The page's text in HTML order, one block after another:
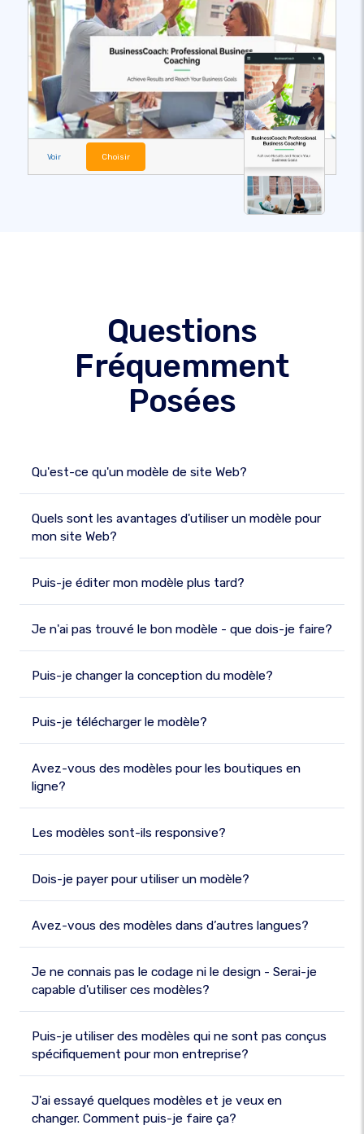
Voir Choisir
Questions
Fréquemment
Posées
Qu'est-ce qu'un modèle de site Web?
Quels sont les avantages d'utiliser un modèle pour
mon site Web?
Puis-je éditer mon modèle plus tard?
Je n'ai pas trouvé le bon modèle - que dois-je faire?
Puis-je changer la conception du modèle?
Puis-je télécharger le modèle?
Avez-vous des modèles pour les boutiques en
ligne?
Les modèles sont-ils responsive?
Dois-je payer pour utiliser un modèle?
Avez-vous des modèles dans d’autres langues?
Je ne connais pas le codage ni le design - Serai-je
capable d'utiliser ces modèles?
Puis-je utiliser des modèles qui ne sont pas conçus
spécifiquement pour mon entreprise?
J'ai essayé quelques modèles et je veux en
changer. Comment puis-je faire ça?